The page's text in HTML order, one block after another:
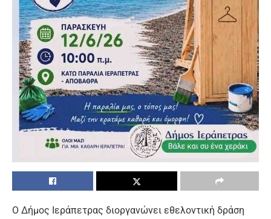
Ο Δήμος Ιεράπετρας διοργανώνει εθελοντική δράση